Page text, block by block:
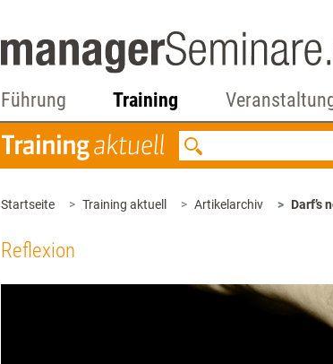
Führung Training
Startseite Training aktuell Artikelarchiv Darf’s
Reflexion